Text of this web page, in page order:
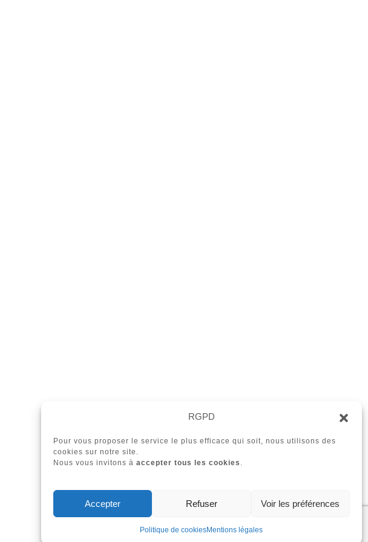
RGPD
Pour vous proposer le service le plus efficace qui soit, nous utilisons des
cookies sur notre site.
Nous vous invitons à accepter tous les cookies .
Accepter Refuser Voir les préférences
Politique de cookiesMentions légales